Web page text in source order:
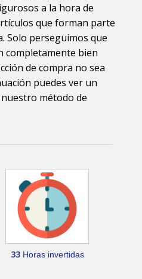
a la hora de
que forman parte
Solo perseguimos que
completamente bien
de compra no sea
puedes ver un
método de
33Horas invertidas